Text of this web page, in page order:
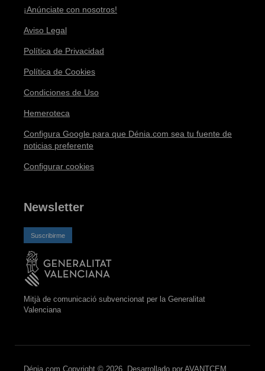
¡Anúnciate con nosotros!
Aviso Legal
Política de Privacidad
Política de Cookies
Condiciones de Uso
Hemeroteca
Configura Google para que Dénia.com sea tu fuente de
noticias preferente
Configurar cookies
Newsletter
Suscribirme
Mitjà de comunicació subvencionat per la Generalitat
Valenciana
Dénia.com Copyright © 2026. Desarrollado por AVANTCEM